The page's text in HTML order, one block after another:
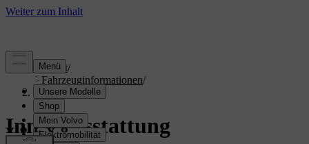
Support/
Fahrzeuginformationen/
Innenausstattung
Innenausstattung